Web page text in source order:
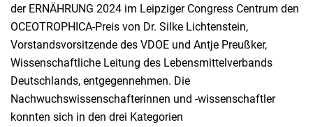
der ERNÄHRUNG 2024 im Leipziger Congress Centrum den
OCEOTROPHICA-Preis von Dr. Silke Lichtenstein,
Vorstandsvorsitzende des VDOE und Antje Preußker,
Wissenschaftliche Leitung des Lebensmittelverbands
Deutschlands, entgegennehmen. Die
Nachwuchswissenschafterinnen und -wissenschaftler
konnten sich in den drei Kategorien